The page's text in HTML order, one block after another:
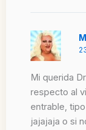
Mi querida
respecto al
entrable,
jajajaja o si